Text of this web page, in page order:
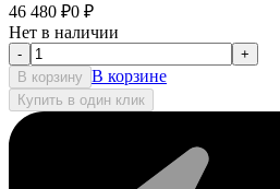
46 480 ₽0 ₽
Нет в наличии
-
+
В корзину В корзине
Купить в один клик